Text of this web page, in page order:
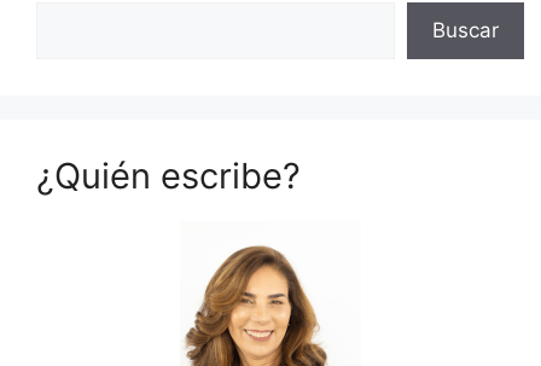
Buscar
¿Quién escribe?